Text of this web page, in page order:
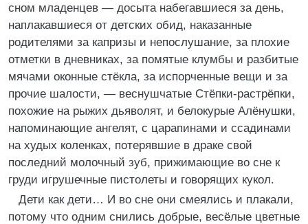
сном младенцев — досыта набегавшиеся за день,
наплакавшиеся от детских обид, наказанные
родителями за капризы и непослушание, за плохие
отметки в дневниках, за помятые клумбы и разбитые
мячами оконные стёкла, за испорченные вещи и за
прочие шалости, — веснушчатые Стёпки-растрёпки,
похожие на рыжих дьяволят, и белокурые Алёнушки,
напоминающие ангелят, с царапинами и ссадинами
на худых коленках, потерявшие в драке свой
последний молочный зуб, прижимающие во сне к
груди игрушечные пистолеты и говорящих кукол.
Дети как дети… И во сне они смеялись и плакали,
потому что одним снились добрые, весёлые цветные